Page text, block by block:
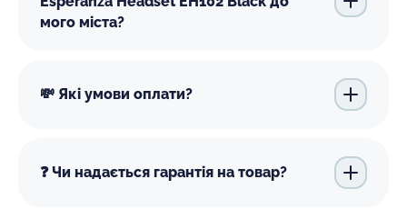
мого міста?
💸 Які умови оплати?
❓ Чи надається гарантія на товар?